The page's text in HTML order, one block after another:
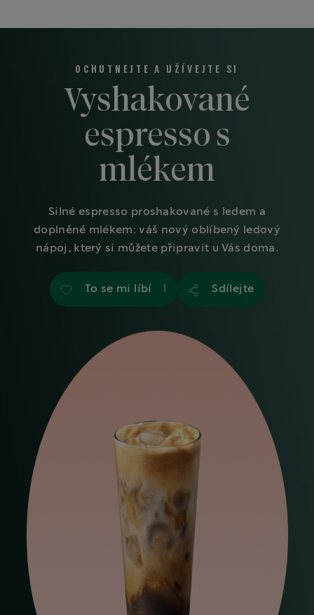
OCHUTNEJTE A UŽÍVEJTE SI
Vyshakované
espresso s
mlékem
Silné espresso proshakované s ledem a
doplněné mlékem: váš nový oblíbený ledový
nápoj, který si můžete připravit u Vás doma.
To se mi líbí 1 Sdílejte